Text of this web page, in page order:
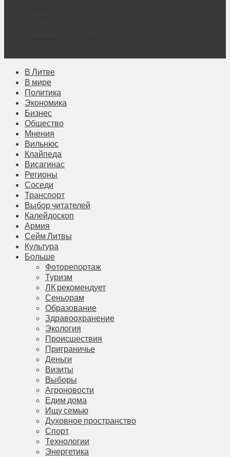
В Литве
В мире
Политика
Экономика
Бизнес
Общество
Мнения
Вильнюс
Клайпеда
Висагинас
Регионы
Соседи
Транспорт
Выбор читателей
Калейдоскоп
Армия
Сейм Литвы
Культура
Больше
Фоторепортаж
Туризм
ЛК рекомендует
Сеньорам
Образование
Здравоохранение
Экология
Происшествия
Приграничье
Деньги
Визиты
Выборы
Агроновости
Едим дома
Ищу семью
Духовное пространство
Спорт
Технологии
Энергетика